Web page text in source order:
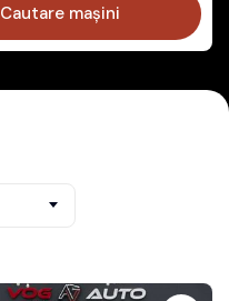
Cautare mașini